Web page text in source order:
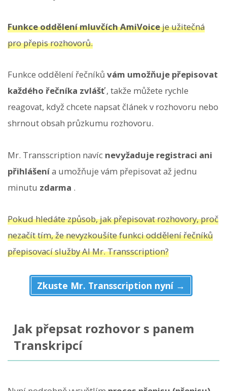
Funkce oddělení mluvčích AmiVoiceje užitečná
pro přepis rozhovorů.
Funkce oddělení řečníků vám umožňuje přepisovat
každého řečníka zvlášť, takže můžete rychle
reagovat, když chcete napsat článek v rozhovoru nebo
shrnout obsah průzkumu rozhovoru.
Mr. Transscription navíc nevyžaduje registraci ani
přihlášenía umožňuje vám přepisovat až jednu
minutu zdarma .
Pokud hledáte způsob, jak přepisovat rozhovory, proč
nezačít tím, že nevyzkoušíte funkci oddělení řečníků
přepisovací služby AI Mr. Transscription?
Zkuste Mr. Transscription nyní →
Jak přepsat rozhovor s panem
Transkripcí